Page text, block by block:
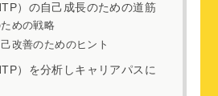
）の自己成長のための道筋
めの戦略
改善のためのヒント
）を分析しキャリアパスに